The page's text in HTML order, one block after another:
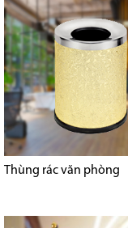
Thùng rác văn phòng